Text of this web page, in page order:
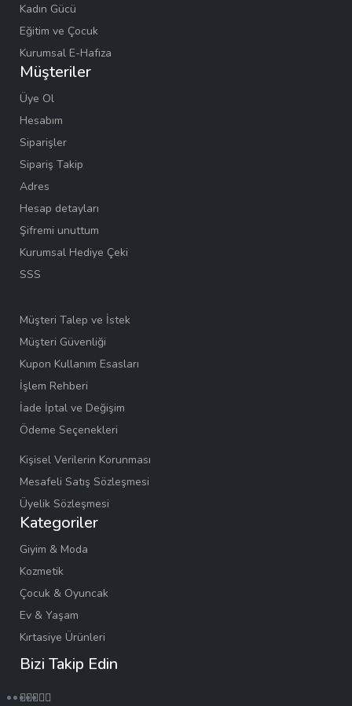
Kadın Gücü
Eğitim ve Çocuk
Kurumsal E-Hafıza
Müşteriler
Üye Ol
Hesabım
Siparişler
Sipariş Takip
Adres
Hesap detayları
Şifremi unuttum
Kurumsal Hediye Çeki
SSS
Müşteri Talep ve İstek
Müşteri Güvenliği
Kupon Kullanım Esasları
İşlem Rehberi
İade İptal ve Değişim
Ödeme Seçenekleri
Kişisel Verilerin Korunması
Mesafeli Satış Sözleşmesi
Üyelik Sözleşmesi
Kategoriler
Giyim & Moda
Kozmetik
Çocuk & Oyuncak
Ev & Yaşam
Kırtasiye Ürünleri
Bizi Takip Edin